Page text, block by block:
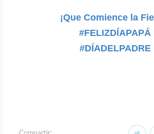
¡Que Comience la
#FELIZDÍAPAPÁ
#DÍADELPADRE